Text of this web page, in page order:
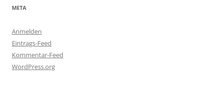
META
Anmelden
Eintrags-Feed
Kommentar-Feed
WordPress.org